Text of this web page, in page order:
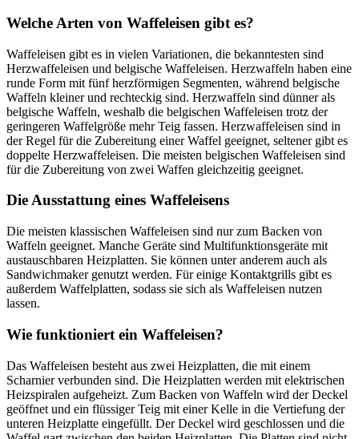
Welche Arten von Waffeleisen gibt es?
Waffeleisen gibt es in vielen Variationen, die bekanntesten sind
Herzwaffeleisen und belgische Waffeleisen. Herzwaffeln haben eine
runde Form mit fünf herzförmigen Segmenten, während belgische
Waffeln kleiner und rechteckig sind. Herzwaffeln sind dünner als
belgische Waffeln, weshalb die belgischen Waffeleisen trotz der
geringeren Waffelgröße mehr Teig fassen. Herzwaffeleisen sind in
der Regel für die Zubereitung einer Waffel geeignet, seltener gibt es
doppelte Herzwaffeleisen. Die meisten belgischen Waffeleisen sind
für die Zubereitung von zwei Waffen gleichzeitig geeignet.
Die Ausstattung eines Waffeleisens
Die meisten klassischen Waffeleisen sind nur zum Backen von
Waffeln geeignet. Manche Geräte sind Multifunktionsgeräte mit
austauschbaren Heizplatten. Sie können unter anderem auch als
Sandwichmaker genutzt werden. Für einige Kontaktgrills gibt es
außerdem Waffelplatten, sodass sie sich als Waffeleisen nutzen
lassen.
Wie funktioniert ein Waffeleisen?
Das Waffeleisen besteht aus zwei Heizplatten, die mit einem
Scharnier verbunden sind. Die Heizplatten werden mit elektrischen
Heizspiralen aufgeheizt. Zum Backen von Waffeln wird der Deckel
geöffnet und ein flüssiger Teig mit einer Kelle in die Vertiefung der
unteren Heizplatte eingefüllt. Der Deckel wird geschlossen und die